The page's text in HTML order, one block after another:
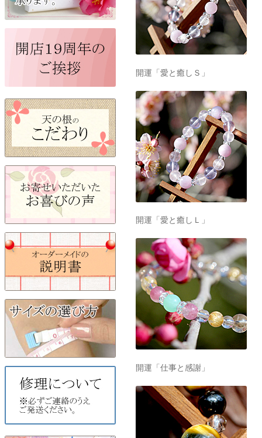
開運「愛と癒しＳ」
開運「愛と癒しＬ」
開運「仕事と感謝」